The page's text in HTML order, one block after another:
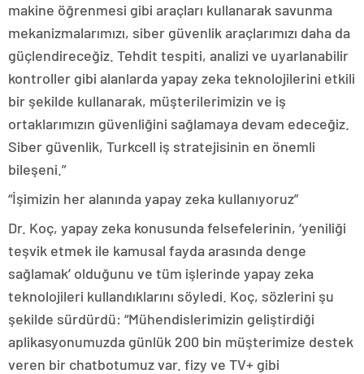
makine öğrenmesi gibi araçları kullanarak savunma
mekanizmalarımızı, siber güvenlik araçlarımızı daha da
güçlendireceğiz. Tehdit tespiti, analizi ve uyarlanabilir
kontroller gibi alanlarda yapay zeka teknolojilerini etkili
bir şekilde kullanarak, müşterilerimizin ve iş
ortaklarımızın güvenliğini sağlamaya devam edeceğiz.
Siber güvenlik, Turkcell iş stratejisinin en önemli
bileşeni.”
“İşimizin her alanında yapay zeka kullanıyoruz”
Dr. Koç, yapay zeka konusunda felsefelerinin, ‘yeniliği
teşvik etmek ile kamusal fayda arasında denge
sağlamak’ olduğunu ve tüm işlerinde yapay zeka
teknolojileri kullandıklarını söyledi. Koç, sözlerini şu
şekilde sürdürdü: “Mühendislerimizin geliştirdiği
aplikasyonumuzda günlük 200 bin müşterimize destek
veren bir chatbotumuz var. fizy ve TV+ gibi